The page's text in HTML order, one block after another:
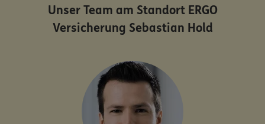
Unser Team am StandortERGO
Versicherung Sebastian Hold